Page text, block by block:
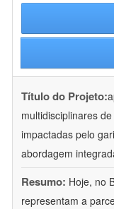
Título do Projeto:
multidisciplinares
impactadas pelo
abordagem
Resumo: Hoje, no
representam a